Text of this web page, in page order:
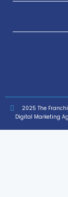
2025 The
Digital Marketing